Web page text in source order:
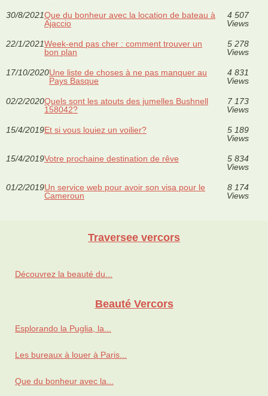
30/8/2021Que du bonheur avec la location de bateau à
Ajaccio
4 507
Views
22/1/2021Week-end pas cher : comment trouver un
bon plan
5 278
Views
17/10/2020Une liste de choses à ne pas manquer au
Pays Basque
4 831
Views
02/2/2020Quels sont les atouts des jumelles Bushnell
158042?
7 173
Views
15/4/2019Et si vous louiez un voilier?
5 189
Views
15/4/2019Votre prochaine destination de rêve
5 834
Views
01/2/2019Un service web pour avoir son visa pour le
Cameroun
8 174
Views
Traversee vercors
Découvrez la beauté du...
Beauté Vercors
Esplorando la Puglia, la...
Les bureaux à louer à Paris...
Que du bonheur avec la...